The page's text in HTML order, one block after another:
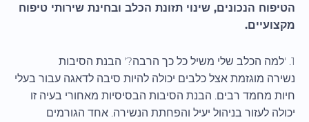
הטיפוח הנכונים, שינוי תזונת הכלב ובחינת שירותי טיפוח
מקצועיים.
1. 'למה הכלב שלי משיל כל כך הרבה?' הבנת הסיבות
נשירה מוגזמת אצל כלבים יכולה להיות סיבה לדאגה עבור בעלי
חיות מחמד רבים. הבנת הסיבות הבסיסיות מאחורי בעיה זו
יכולה לעזור בניהול יעיל והפחתת הנשירה. אחד הגורמים